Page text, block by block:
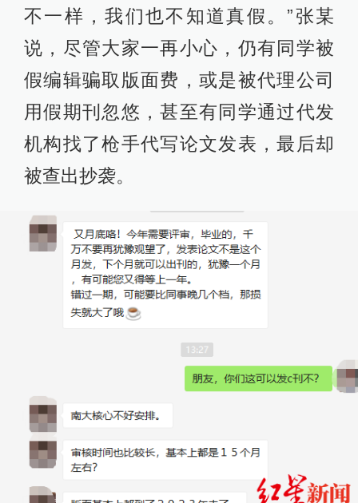
不一样，我们也不知道真假。”张某
说，尽管大家一再小心，仍有同学被
假编辑骗取版面费，或是被代理公司
用假期刊忽悠，甚至有同学通过代发
机构找了枪手代写论文发表，最后却
被查出抄袭。